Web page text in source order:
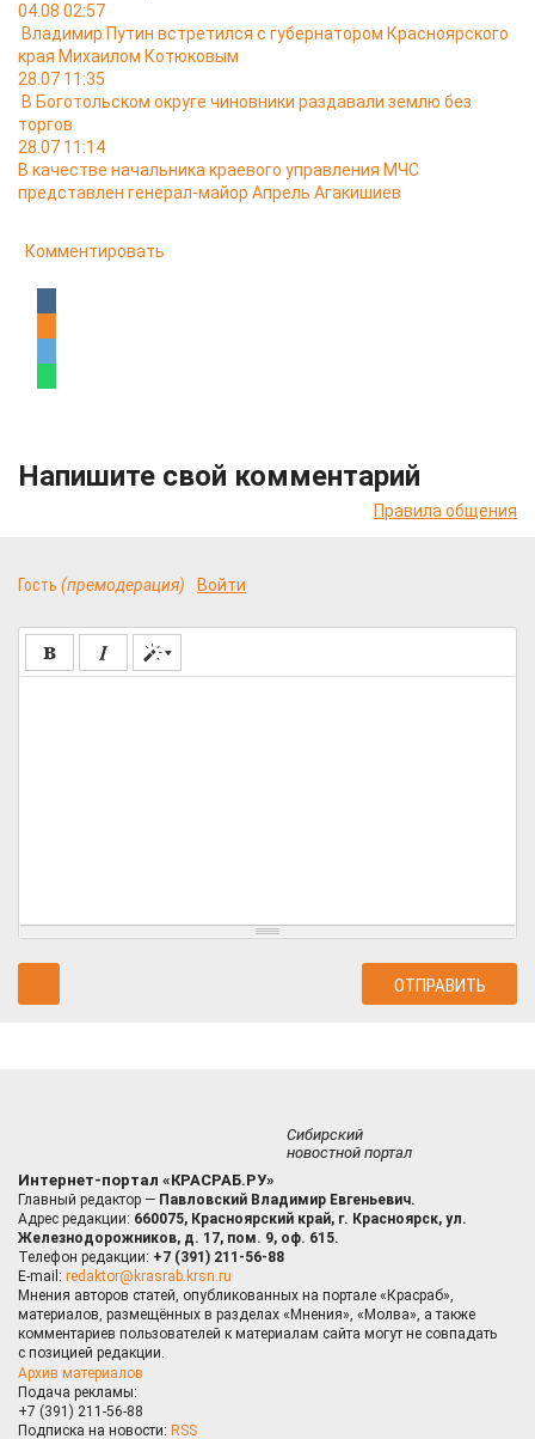
04.08 02:57
Владимир Путин встретился с губернатором Красноярского
края Михаилом Котюковым
28.07 11:35
В Боготольском округе чиновники раздавали землю без
торгов
28.07 11:14
В качестве начальника краевого управления МЧС
представлен генерал-майор Апрель Агакишиев
Комментировать
Напишите свой комментарий
Правила общения
Гость (премодерация) Войти
Сибирский
новостной портал
Интернет-портал «КРАСРАБ.РУ»
Главный редактор — Павловский Владимир Евгеньевич.
Адрес редакции: 660075, Красноярский край, г. Красноярск, ул.
Железнодорожников, д. 17, пом. 9, оф. 615.
Телефон редакции: +7 (391) 211-56-88
E-mail: redaktor@krasrab.krsn.ru
Мнения авторов статей, опубликованных на портале «Красраб»,
материалов, размещённых в разделах «Мнения», «Молва», а также
комментариев пользователей к материалам сайта могут не совпадать
с позицией редакции.
Архив материалов
Подача рекламы:
+7 (391) 211-56-88
Подписка на новости: RSS